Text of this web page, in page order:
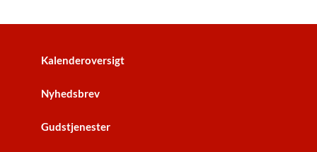
Kalenderoversigt
Nyhedsbrev
Gudstjenester